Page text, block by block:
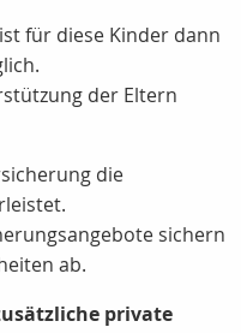
für diese Kinder dann
der Eltern
die
sichern
ab.
private